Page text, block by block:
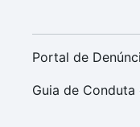
Portal de
Guia de Conduta